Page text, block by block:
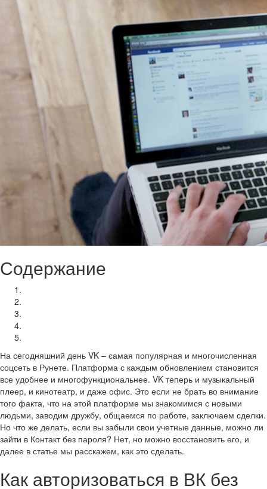
Содержание
На сегодняшний день VK – самая популярная и многочисленная
соцсеть в Рунете. Платформа с каждым обновлением становится
все удобнее и многофункциональнее. VK теперь и музыкальный
плеер, и кинотеатр, и даже офис. Это если не брать во внимание
того факта, что на этой платформе мы знакомимся с новыми
людьми, заводим дружбу, общаемся по работе, заключаем сделки.
Но что же делать, если вы забыли свои учетные данные, можно ли
зайти в Контакт без пароля? Нет, но можно восстановить его, и
далее в статье мы расскажем, как это сделать.
Как авторизоваться в ВК без